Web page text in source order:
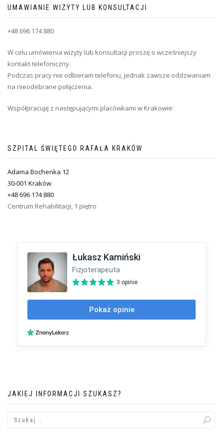
UMAWIANIE WIZYTY LUB KONSULTACJI
+48 696 174 880
W celu umówienia wizyty lub konsultacji proszę o wcześniejszy
kontakt telefoniczny.
Podczas pracy nie odbieram telefonu, jednak zawsze oddzwaniam
na nieodebrane połączenia.
Współpracuję z następującymi placówkami w Krakowie:
SZPITAL ŚWIĘTEGO RAFAŁA KRAKÓW
Adama Bochenka 12
30-001 Kraków
+48 696 174 880
Centrum Rehabilitacji, 1 piętro
JAKIEJ INFORMACJI SZUKASZ?